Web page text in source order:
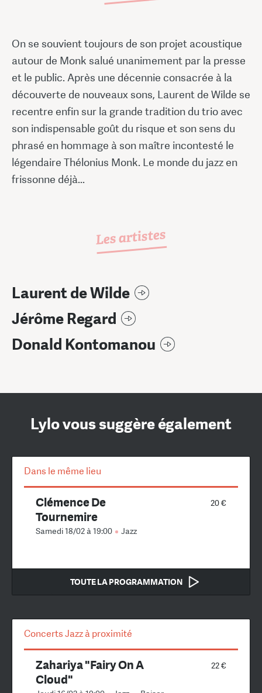
On se souvient toujours de son projet acoustique
autour de Monk salué unanimement par la presse
et le public. Après une décennie consacrée à la
découverte de nouveaux sons, Laurent de Wilde se
recentre enfin sur la grande tradition du trio avec
son indispensable goût du risque et son sens du
phrasé en hommage à son maître incontesté le
légendaire Thélonius Monk. Le monde du jazz en
frissonne déjà...
Les artistes
Laurent de Wilde
Jérôme Regard
Donald Kontomanou
Lylo vous suggère également
Dans le même lieu
20 €
Clémence De
Tournemire
Samedi 18/02 à 19:00 Jazz
TOUTE LA PROGRAMMATION
Concerts Jazz à proximité
22 €
Zahariya "Fairy On A
Cloud"